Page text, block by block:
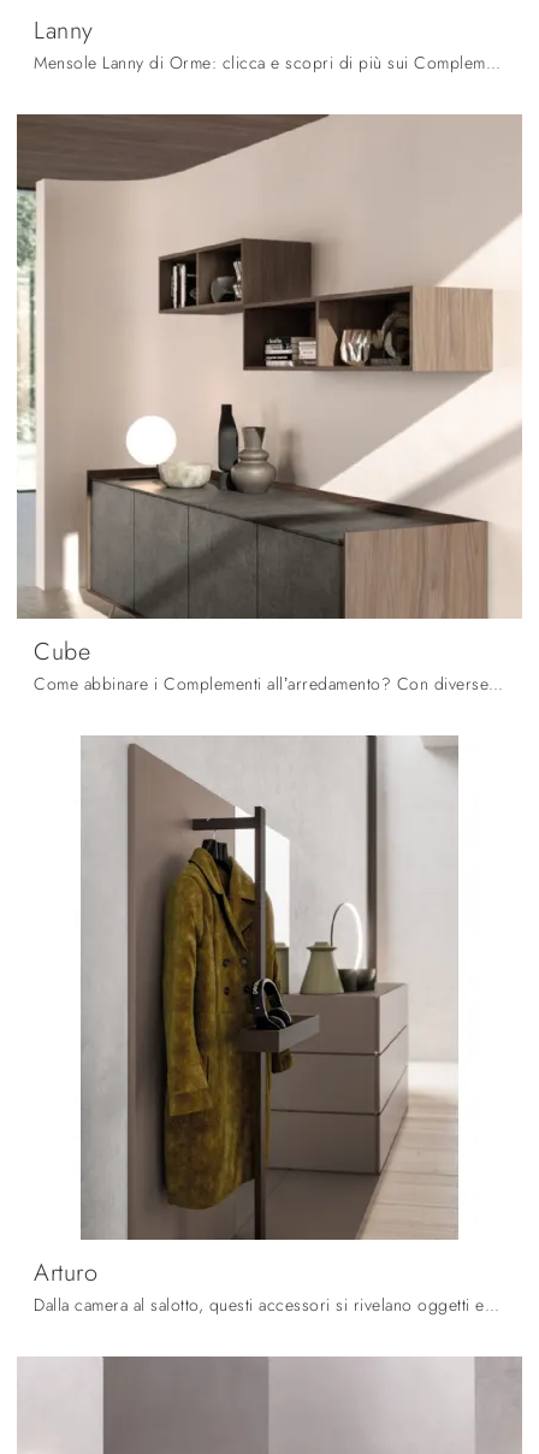
Lanny
Mensole Lanny di Orme: clicca e scopri di più sui Complementi e mensole moderni in melaminico del rinomato brand!
Cube
Come abbinare i Complementi all’arredamento? Con diverse proposte di Orme avrai a disposizione colori e finiture per esprimere la tua creatività ...
Arturo
Dalla camera al salotto, questi accessori si rivelano oggetti essenziali per completare perfettamente le doti pratiche e le doti estetiche dei locali.